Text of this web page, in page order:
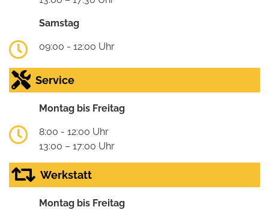
Samstag
09:00 - 12:00 Uhr
Service
Montag bis Freitag
8:00 - 12:00 Uhr
13:00 – 17:00 Uhr
Werkstatt
Montag bis Freitag